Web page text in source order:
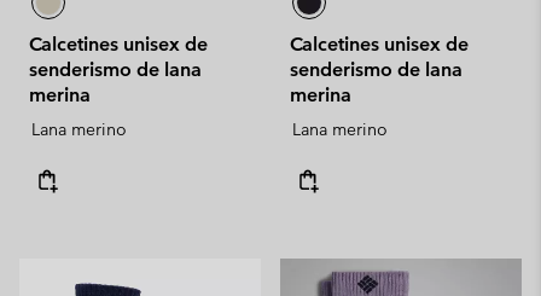
Calcetines unisex de
senderismo de lana
merina
Lana merino
Calcetines unisex de
senderismo de lana
merina
Lana merino